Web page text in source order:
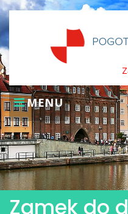
Skip
to
content
MENU
Zamek do